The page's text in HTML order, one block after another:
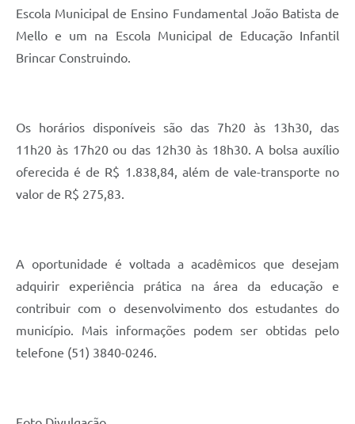
Escola Municipal de Ensino Fundamental João Batista de
Mello e um na Escola Municipal de Educação Infantil
Brincar Construindo.
Os horários disponíveis são das 7h20 às 13h30, das
11h20 às 17h20 ou das 12h30 às 18h30. A bolsa auxílio
oferecida é de R$ 1.838,84, além de vale-transporte no
valor de R$ 275,83.
A oportunidade é voltada a acadêmicos que desejam
adquirir experiência prática na área da educação e
contribuir com o desenvolvimento dos estudantes do
município. Mais informações podem ser obtidas pelo
telefone (51) 3840-0246.